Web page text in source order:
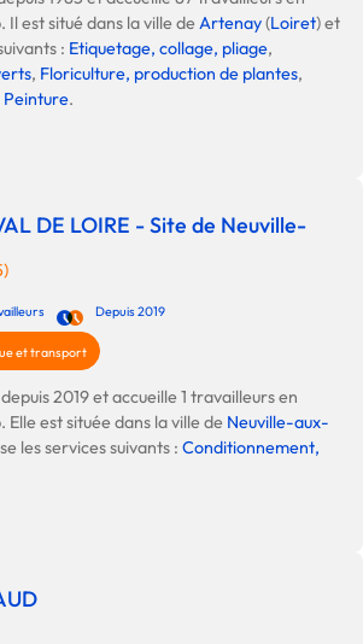
est situé dans la ville deArtenay(Loiret) et
: Etiquetage, collage, pliage,
, Floriculture, production de plantes,
Peinture.
DE LOIRE - Site de Neuville-
Depuis 2019
et transport
2019 et accueille 1 travailleurs en
est située dans la ville de Neuville-aux-
les services suivants : Conditionnement,